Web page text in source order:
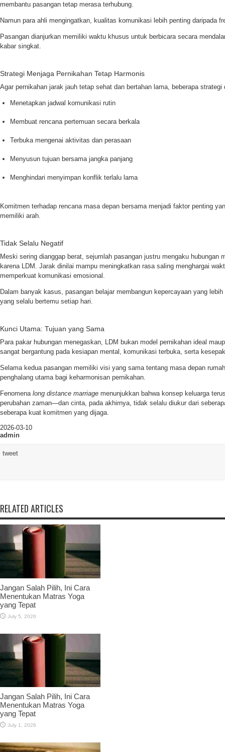
membantu pasangan tetap merasa terhubung.
Namun para ahli mengingatkan, kualitas komunikasi lebih penting daripada
Pasangan dianjurkan memiliki waktu khusus untuk berbicara secara
kabar singkat.
Strategi Menjaga Pernikahan Tetap Harmonis
Agar pernikahan jarak jauh tetap sehat dan bertahan lama, beberapa
Menetapkan jadwal komunikasi rutin
Membuat rencana pertemuan secara berkala
Terbuka mengenai aktivitas dan perasaan
Menyusun tujuan bersama jangka panjang
Menghindari menyimpan konflik terlalu lama
Komitmen terhadap rencana masa depan bersama menjadi faktor penting
memiliki arah.
Tidak Selalu Negatif
Meski sering dianggap berat, sejumlah pasangan justru mengaku hubungan
karena LDM. Jarak dinilai mampu meningkatkan rasa saling menghargai
memperkuat komunikasi emosional.
Dalam banyak kasus, pasangan belajar membangun kepercayaan yang
yang selalu bertemu setiap hari.
Kunci Utama: Tujuan yang Sama
Para pakar hubungan menegaskan, LDM bukan model pernikahan ideal
sangat bergantung pada kesiapan mental, komunikasi terbuka, serta
Selama kedua pasangan memiliki visi yang sama tentang masa depan
penghalang utama bagi keharmonisan pernikahan.
Fenomena long distance marriage menunjukkan bahwa konsep keluarga
perubahan zaman—dan cinta, pada akhirnya, tidak selalu diukur dari
seberapa kuat komitmen yang dijaga.
2026-03-10
admin
tweet
RELATED ARTICLES
Jangan Salah Pilih, Ini Cara
Menentukan Matras Yoga
yang Tepat
July 5, 2026
Jangan Salah Pilih, Ini Cara
Menentukan Matras Yoga
yang Tepat
July 1, 2026